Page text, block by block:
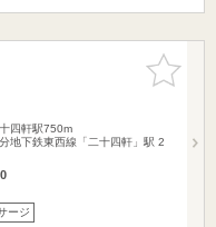
お気に入
りに追加
四軒駅750m
地下鉄東西線「二十四軒」駅 2
ージ